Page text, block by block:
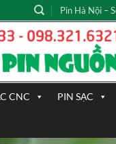
Pin Hà Nội –
CNC PIN SẠC